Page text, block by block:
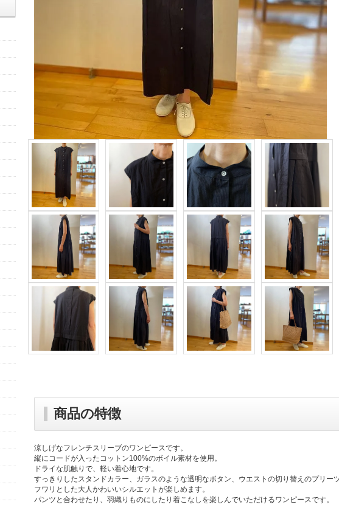
商品の特徴
涼しげなフレンチスリーブのワンピースです。
縦にコードが入ったコットン100%のボイル素材を使用。
ドライな肌触りで、軽い着心地です。
すっきりしたスタンドカラー、ガラスのような透明なボタン、ウエストの切り替えのプリー
フワリとした大人かわいいシルエットが楽しめます。
パンツと合わせたり、羽織りものにしたり着こなしを楽しんでいただけるワンピースです。